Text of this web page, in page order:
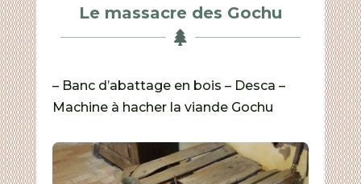
Le massacre des Gochu

– Banc d’abattage en bois – Desca –
Machine à hacher la viande Gochu